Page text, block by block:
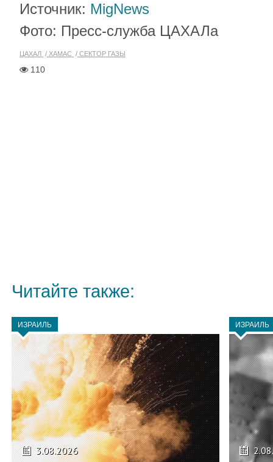
Источник: MigNews
Фото: Пресс-служба ЦАХАЛа
ЦАХАЛ ХАМАС СЕКТОР ГАЗЫ
110
Читайте также:
ИЗРАИЛЬ
3.08.2026
ИЗРАИЛЬ